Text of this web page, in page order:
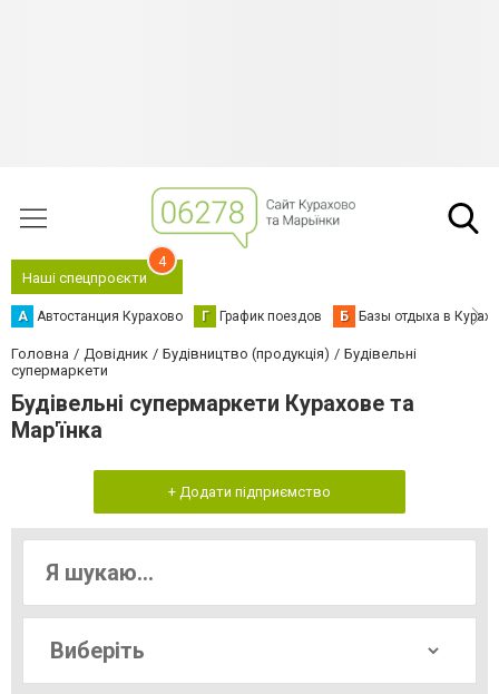
Наші спецпроєкти
4
А Автостанция Курахово Г График поездов Б Базы отдыха в
Головна Довідник Будівництво (продукція)
Будівельні
супермаркети
Будівельні супермаркети Курахове та
Мар'їнка
+ Додати підприємство